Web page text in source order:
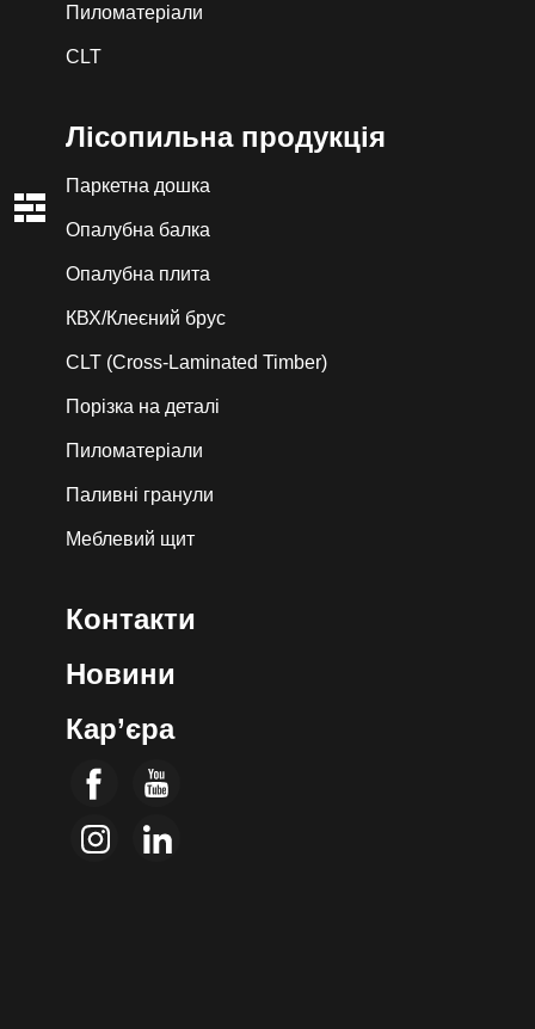
Пиломатеріали
CLT
Лiсопильна продукція
Паркетна дошка
Опалубна балка
Опалубна плита
КВХ/Клеєний брус
CLT (Cross-Laminated Timber)
Порізка на деталі
Пиломатеріали
Паливні гранули
Меблевий щит
Контакти
Новини
Кар’єра